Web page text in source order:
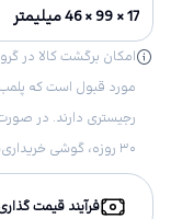
17 × 99 × 46 میلیمتر
امکان برگشت کالا در
مورد قبول است که
رجیستری دارند. در
۳۰ روزه، گوشی خریداری‌شده را مرجوع کنید.
فرآیند قیمت